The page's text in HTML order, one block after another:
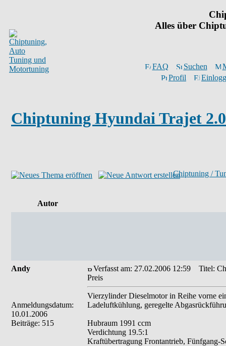
Alles über
FAQ Suchen
Profil
Chiptuning Hyundai Trajet
Chiptuning /
Autor
Andy
Anmeldungsdatum:
10.01.2006
Beiträge: 515
Verfasst am: 27.02.2006 12:59
Titel:
Preis
Vierzylinder Dieselmotor in Reihe vorne
Ladeluftkühlung, geregelte
Hubraum 1991 ccm
Verdichtung 19.5:1
Kraftübertragung Frontantrieb, Fünfgang-